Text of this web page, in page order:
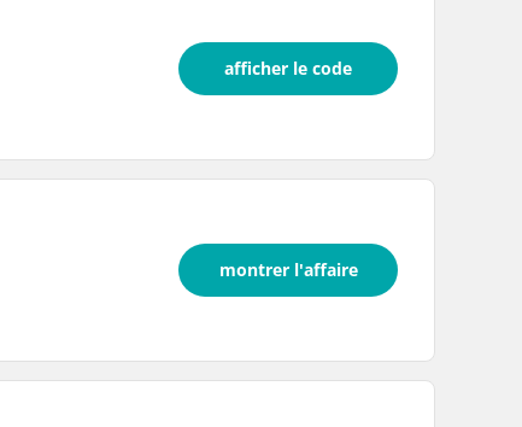
afficher le code
montrer l'affaire